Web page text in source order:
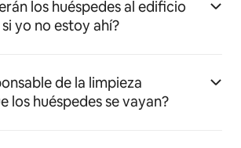
los huéspedes al edificio
yo no estoy ahí?
de la limpieza
los huéspedes se vayan?